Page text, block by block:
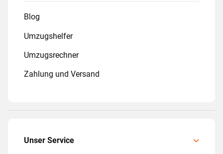
Blog
Umzugshelfer
Umzugsrechner
Zahlung und Versand
Unser Service